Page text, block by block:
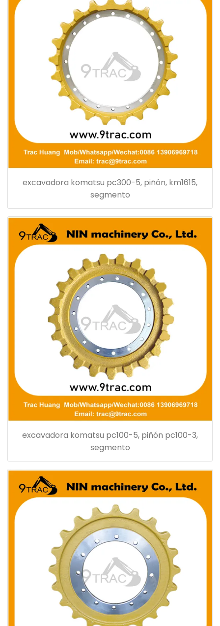
excavadora komatsu pc300-5, piñón, km1615,
segmento
excavadora komatsu pc100-5, piñón pc100-3,
segmento